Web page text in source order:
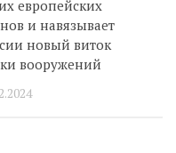
европейских
и навязывает
новый виток
вооружений